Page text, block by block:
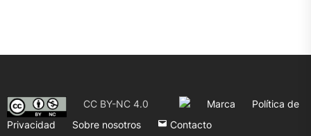
CC BY-NC 4.0 Marca
Política de
Privacidad
Sobre nosotros Contacto